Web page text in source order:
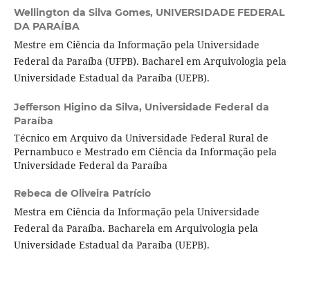
Wellington da Silva Gomes, UNIVERSIDADE FEDERAL
DA PARAÍBA
Mestre em Ciência da Informação pela Universidade
Federal da Paraíba (UFPB). Bacharel em Arquivologia pela
Universidade Estadual da Paraíba (UEPB).
Jefferson Higino da Silva, Universidade Federal da
Paraíba
Técnico em Arquivo da Universidade Federal Rural de
Pernambuco e Mestrado em Ciência da Informação pela
Universidade Federal da Paraíba
Rebeca de Oliveira Patrício
Mestra em Ciência da Informação pela Universidade
Federal da Paraíba. Bacharela em Arquivologia pela
Universidade Estadual da Paraíba (UEPB).